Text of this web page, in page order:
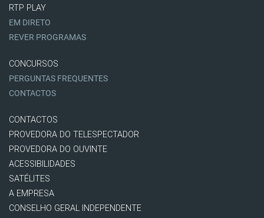
RTP PLAY
EM DIRETO
REVER PROGRAMAS
CONCURSOS
PERGUNTAS FREQUENTES
CONTACTOS
CONTACTOS
PROVEDORA DO TELESPECTADOR
PROVEDORA DO OUVINTE
ACESSIBILIDADES
SATÉLITES
A EMPRESA
CONSELHO GERAL INDEPENDENTE